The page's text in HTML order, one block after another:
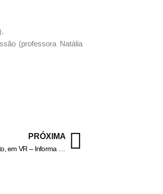
(professora Natália
PRÓXIMA